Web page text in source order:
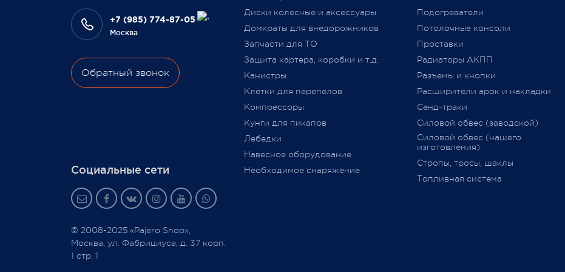
3 февраля 2022 Ваш Pajero Shop.
9 июля 2021
Таможенного союза от 09.12.2011 г.
№ 877 (с изменениями)
«Одобрение Типа Транспортного
Средства
далее –
После прохождения всех
испытаний и проверок на
соответствие требований
018/2011, аккредитованным
органом сертификации
оформляетсяОТТС
определённую марку и модель,
данный документвыдается на
+7 (985) 774-87-05
Москва
Обратный звонок
Социальные сети
© 2008-2025 «Pajero Shop»,
Москва, ул. Фабрициуса, д. 37 корп.
1 стр. 1
Диски колесные и аксессуары
Домкраты для внедорожников
Запчасти для ТО
Защита картера, коробки и т.д.
Канистры
Клетки для перепелов
Компрессоры
Кунги для пикапов
Лебедки
Навесное оборудование
Необходимое снаряжение
Подогреватели
Потолочные консоли
Проставки
Радиаторы АКПП
Разъемы и кнопки
Расширители арок и накладки
Сенд-траки
Силовой обвес (заводской)
Силовой обвес (нашего
изготовления)
Стропы, тросы, шаклы
Топливная система